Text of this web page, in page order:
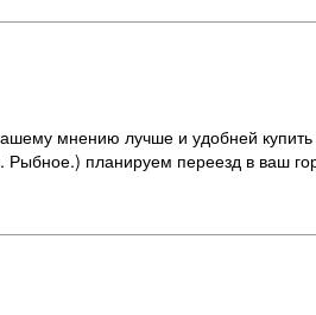
мнению лучше и удобней
Рыбное.) планируем переезд в ваш